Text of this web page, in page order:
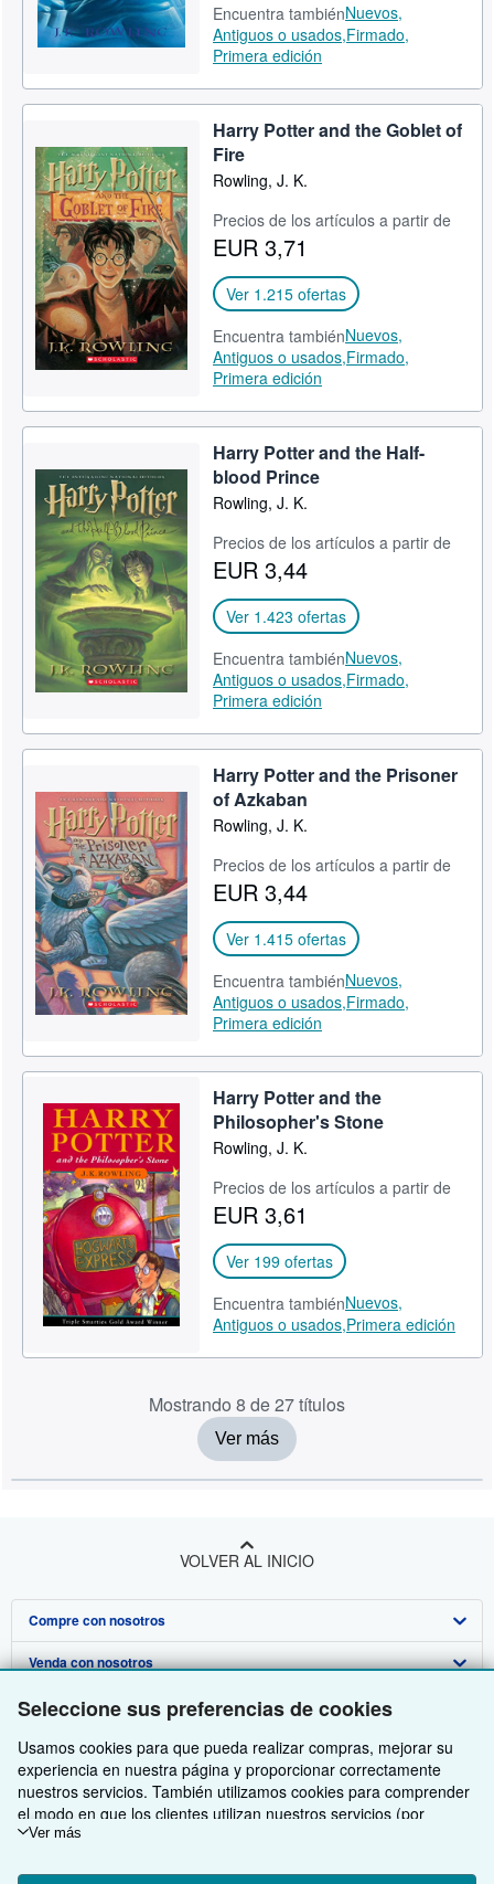
Seleccione sus preferencias de cookies
Usamos cookies para que pueda realizar compras, mejorar su
experiencia en nuestra página y proporcionar correctamente
nuestros servicios. También utilizamos cookies para comprender
el modo en que los clientes utilizan nuestros servicios (por
ejemplo, midiendo las visitas al sitio) y así poder realizar mejoras.
para mostrar contenido relevante en los anuncios y medir el
Ver más
Encuentra tambiénNuevos,
Antiguos o usados,Firmado,
Primera edición
Harry Potter and the Goblet of
Fire
Rowling, J. K.
Precios de los artículos a partir de
EUR 3,71
Ver 1.215 ofertas
Encuentra tambiénNuevos,
Antiguos o usados,Firmado,
Primera edición
Harry Potter and the Half-
blood Prince
Rowling, J. K.
Precios de los artículos a partir de
EUR 3,44
Ver 1.423 ofertas
Encuentra tambiénNuevos,
Antiguos o usados,Firmado,
Primera edición
Harry Potter and the Prisoner
of Azkaban
Rowling, J. K.
Precios de los artículos a partir de
EUR 3,44
Ver 1.415 ofertas
Encuentra tambiénNuevos,
Antiguos o usados,Firmado,
Primera edición
Harry Potter and the
Philosopher's Stone
Rowling, J. K.
Precios de los artículos a partir de
EUR 3,61
Ver 199 ofertas
Encuentra tambiénNuevos,
Antiguos o usados,Primera edición
Mostrando 8 de 27 títulos
Ver más
VOLVER AL INICIO
Compre con nosotros
Búsqueda avanzada
Colecciones
Mi cuenta
Mis pedidos
Ver carrito
Venda con nosotros
Comenzar a vender
Únase a nuestro programa de afiliados
Recomiende un vendedor
Sobre nosotros
Sobre IberLibro
Medios
Empleo
Política de Privacidad
Obtener Ayuda
Preguntas frecuentes y guías
Atención al Cliente
Otras compañías de AbeBooks
AbeBooks.com
AbeBooks.co.uk
Siga a IberLibro